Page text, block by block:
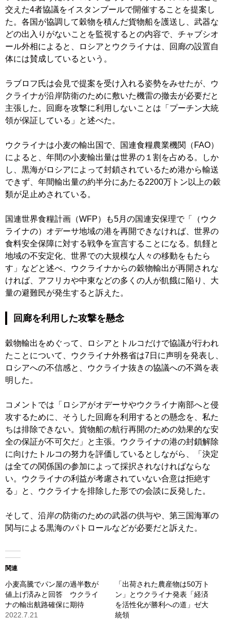
交えた4者協議をイスタンブールで開催することを提案し
た。各国が協調して穀物を積んだ貨物船を護送し、武器な
どの出入りがないことを監視するとの内容で、チャブシオ
ール外相によると、ロシアとウクライナは、回廊の設置自
体には賛成しているという。
ラブロフ氏は会見で提案を受け入れる姿勢をみせたが、ウ
クライナが沿岸防衛のために敷いた機雷の撤去が必要だと
主張した。回廊を攻撃に利用しないことは「プーチン大統
領が保証している」と述べた。
ウクライナは小麦の輸出国で、国連食糧農業機関（FAO）
によると、年間の小麦輸出量は世界の１割を占める。しか
し、黒海がロシアによって封鎖されているため港から輸送
できず、年間輸出量の約半分にあたる2200万トン以上の穀
類が足止めされている。
国連世界食糧計画（WFP）も5月の国連安保理で「（ウク
ライナの）オデーサ地域の港を再開できなければ、世界の
食料安全保障に対する戦争を宣言することになる。飢饉と
地域の不安定化、世界での大規模な人々の移動をもたら
す」などと述べ、ウクライナからの穀物輸出が再開されな
ければ、アフリカや中東などの多くの人が飢餓に陥り、大
量の避難民が発生すると訴えた。
回廊を利用した攻撃を懸念
穀物輸出をめぐって、ロシアとトルコだけで協議が行われ
たことについて、ウクライナ外務省は7日に声明を発表し、
ロシアへの不信感と、ウクライナ抜きの協議への不満を表
明した。
コメントでは「ロシアがオデーサやウクライナ南部へと侵
攻するために、そうした回廊を利用するとの懸念を、私た
ちは排除できない。貨物船の航行再開のための効果的な安
全の保証が不可欠だ」と主張。ウクライナの港の封鎖解除
に向けたトルコの努力を評価しているとしながら、「決定
は全ての関係国の参加によって採択されなければならな
い。ウクライナの利益が考慮されていない合意は拒絶す
る」と、ウクライナを排除した形での会談に反発した。
そして、沿岸の防衛のための武器の供与や、第三国海軍の
関与による黒海のパトロールなどが必要だと訴えた。
関連
小麦高騰でパン屋の過半数が
値上げ済みと回答 ウクライ
ナの輸出航路確保に期待
2022.7.21
「出荷された農産物は50万ト
ン」とウクライナ発表「経済
を活性化が勝利への道」ゼ大
統領